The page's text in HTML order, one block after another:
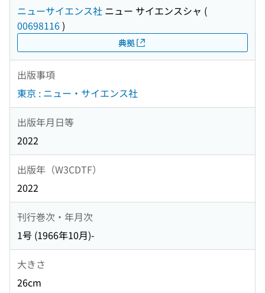
ニューサイエンス社 ニュー サイエンスシャ (
00698116)
典拠
出版事項
東京 : ニュー・サイエンス社
出版年月日等
2022
出版年（W3CDTF）
2022
刊行巻次・年月次
1号 (1966年10月)-
大きさ
26cm